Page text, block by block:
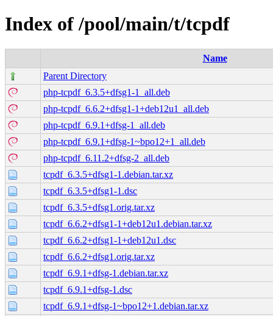
Index of /pool/main/t/tcpdf
Name
Parent Directory
php-tcpdf_6.3.5+dfsg1-1_all.deb
php-tcpdf_6.6.2+dfsg1-1+deb12u1_all.deb
php-tcpdf_6.9.1+dfsg-1_all.deb
php-tcpdf_6.9.1+dfsg-1~bpo12+1_all.deb
php-tcpdf_6.11.2+dfsg-2_all.deb
tcpdf_6.3.5+dfsg1-1.debian.tar.xz
tcpdf_6.3.5+dfsg1-1.dsc
tcpdf_6.3.5+dfsg1.orig.tar.xz
tcpdf_6.6.2+dfsg1-1+deb12u1.debian.tar.xz
tcpdf_6.6.2+dfsg1-1+deb12u1.dsc
tcpdf_6.6.2+dfsg1.orig.tar.xz
tcpdf_6.9.1+dfsg-1.debian.tar.xz
tcpdf_6.9.1+dfsg-1.dsc
tcpdf_6.9.1+dfsg-1~bpo12+1.debian.tar.xz